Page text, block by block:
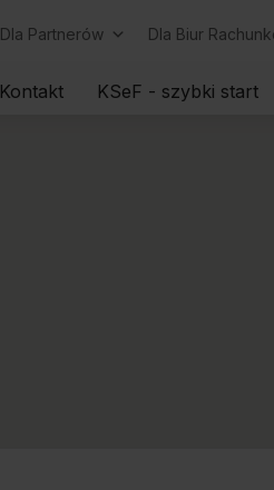
Dla Partnerów Dla Biur
Kontakt KSeF - szybki start